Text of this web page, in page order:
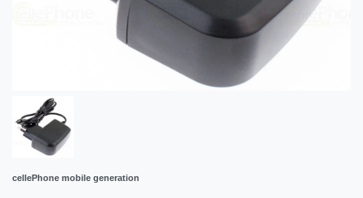
cellePhone mobile generation